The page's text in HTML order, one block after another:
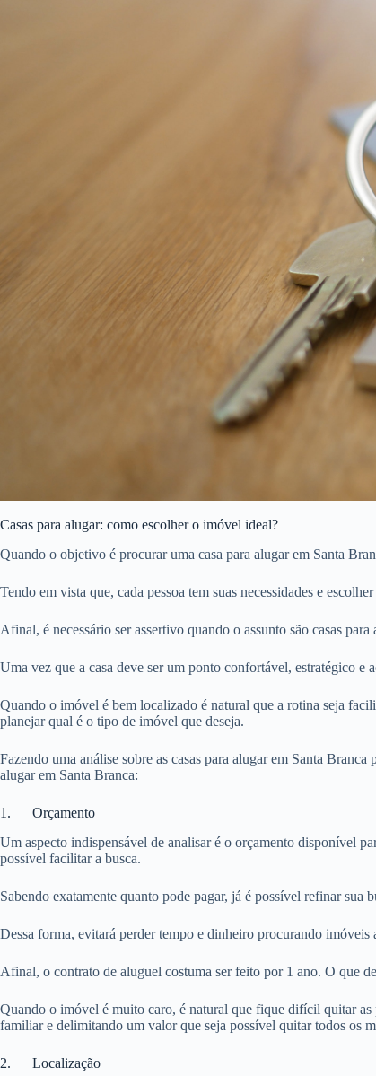
Casas para alugar: como escolher o imóvel ideal?
Quando o objetivo é procurar uma casa para alugar em Santa
Tendo em vista que, cada pessoa tem suas necessidades e
Afinal, é necessário ser assertivo quando o assunto são casas
Uma vez que a casa deve ser um ponto confortável, estratégico
Quando o imóvel é bem localizado é natural que a rotina seja
planejar qual é o tipo de imóvel que deseja.
Fazendo uma análise sobre as casas para alugar em Santa
alugar em Santa Branca:
1. Orçamento
Um aspecto indispensável de analisar é o orçamento disponível
possível facilitar a busca.
Sabendo exatamente quanto pode pagar, já é possível refinar sua
Dessa forma, evitará perder tempo e dinheiro procurando imóveis
Afinal, o contrato de aluguel costuma ser feito por 1 ano. O que
Quando o imóvel é muito caro, é natural que fique difícil quitar as
familiar e delimitando um valor que seja possível quitar todos os
2. Localização